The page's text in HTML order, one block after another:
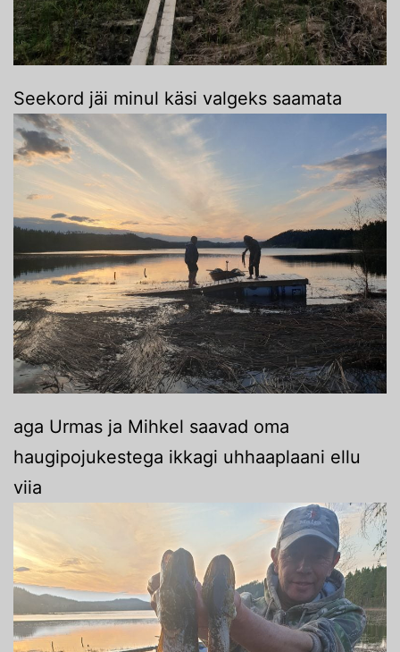
Seekord jäi minul käsi valgeks saamata
aga Urmas ja Mihkel saavad oma
haugipojukestega ikkagi uhhaaplaani ellu
viia